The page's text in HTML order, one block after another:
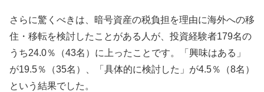
さらに驚くべきは、暗号資産の税負担を理由に海外への移
住・移転を検討したことがある人が、投資経験者179名の
うち24.0％（43名）に上ったことです。「興味はある」
が19.5％（35名）、「具体的に検討した」が4.5％（8名）
という結果でした。